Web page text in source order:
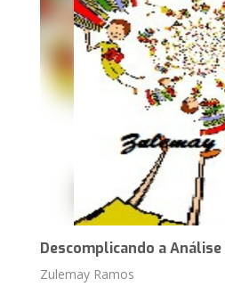
Descomplicando a
Zulemay Ramos